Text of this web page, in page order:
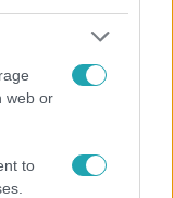
web or
to
tettek